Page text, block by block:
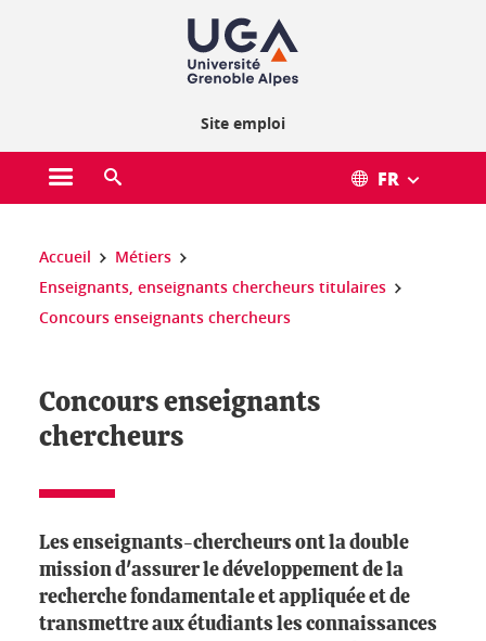
Site emploi
Ouvrir le menu principal FR
Vous êtes ici :
Accueil
Métiers
Enseignants, enseignants chercheurs titulaires
Concours enseignants chercheurs
Concours enseignants
chercheurs
Les enseignants-chercheurs ont la double
mission d'assurer le développement de la
recherche fondamentale et appliquée et de
transmettre aux étudiants les connaissances